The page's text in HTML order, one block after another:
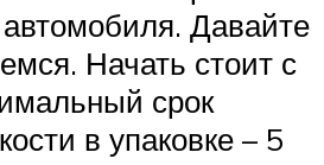
Давайте
Начать стоит с
срок
в упаковке – 5